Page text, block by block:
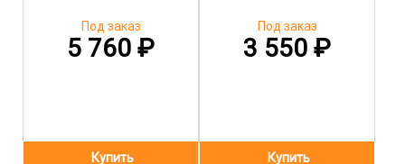
5 760 ₽
Под заказ
3 550₽
Под заказ